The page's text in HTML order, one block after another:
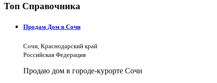
Топ Справочника
Продам Дом в Сочи
Сочи, Краснодарский край
Российская Федерация
Продаю дом в городе-курорте Сочи